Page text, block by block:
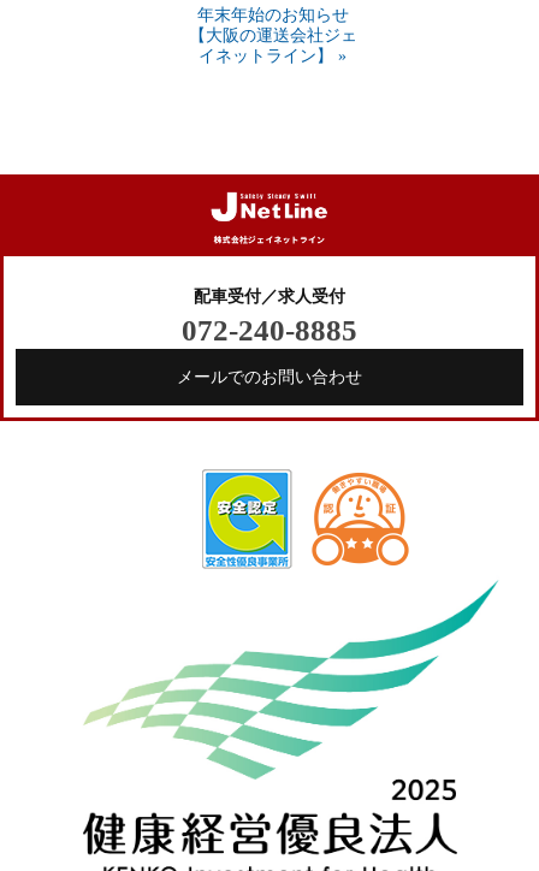
年末年始のお知らせ
【大阪の運送会社ジェ
イネットライン】 »
配車受付／求人受付
072-240-8885
メールでのお問い合わせ